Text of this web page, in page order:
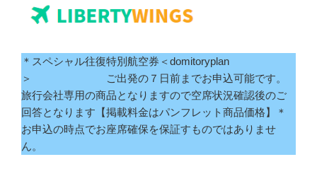
＊スペシャル往復特別航空券＜domitoryplan
＞ ご出発の７日前までお申込可能です。
旅行会社専用の商品となりますので空席状況確認後のご
回答となります【掲載料金はパンフレット商品価格】＊
お申込の時点でお座席確保を保証すものではありませ
ん。